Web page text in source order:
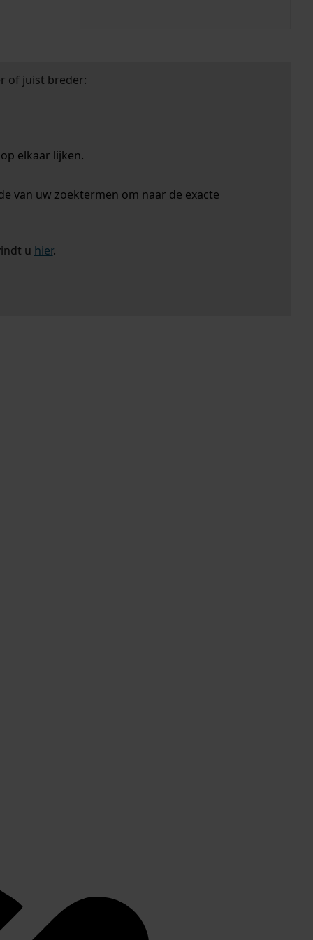
of juist breder:
elkaar lijken.
van uw zoektermen om naar de exacte
u hier.